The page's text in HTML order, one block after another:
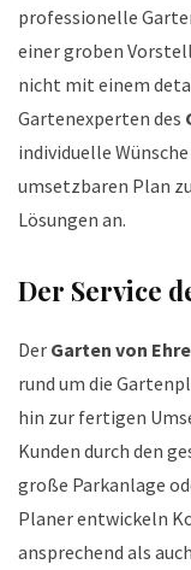
professionelle
einer groben
nicht mit einem
Gartenexperten des
individuelle
umsetzbaren Plan
Lösungen an.
Der Service
Der Garten von
rund um die
hin zur fertigen
Kunden durch den
große Parkanlage
Planer entwickeln
ansprechend als